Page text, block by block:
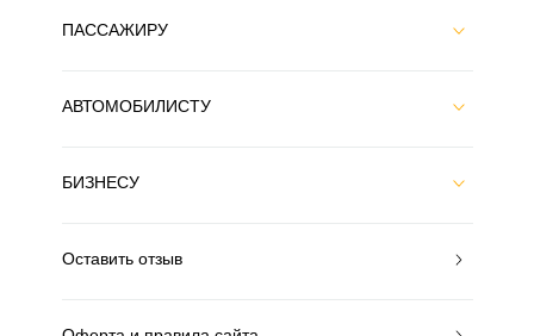
ПАССАЖИРУ
АВТОМОБИЛИСТУ
БИЗНЕСУ
Оставить отзыв